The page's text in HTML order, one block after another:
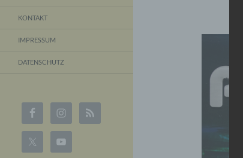
KONTAKT
IMPRESSUM
DATENSCHUTZ